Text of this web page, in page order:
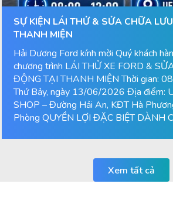
SỰ KIỆN LÁI THỬ & SỬA CHỮA
THANH MIỆN
Hải Dương Ford kính mời Quý khách
chương trình LÁI THỬ XE FORD &
ĐỘNG TẠI THANH MIỆN Thời gian:
Thứ Bảy, ngày 13/06/2026 Địa điểm:
SHOP – Đường Hải An, KĐT Hà
Phòng QUYỀN LỢI ĐẶC BIỆT DÀNH
Xem tất cả